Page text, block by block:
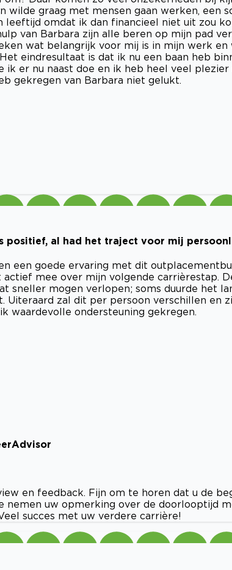
wilde graag met mensen gaan werken, een
leeftijd omdat ik dan financieel niet uit zou
van Barbara zijn alle beren op mijn pad
wat belangrijk voor mij is in mijn werk en
eindresultaat is dat ik nu een baan heb
ik er nu naast doe en ik heb heel veel
gekregen van Barbara niet gelukt.
positief, al had het traject voor mij
een goede ervaring met dit
actief mee over mijn volgende carrièrestap.
sneller mogen verlopen; soms duurde het
Uiteraard zal dit per persoon verschillen en
waardevolle ondersteuning gekregen.
en feedback. Fijn om te horen dat u de
nemen uw opmerking over de doorlooptijd
succes met uw verdere carrière!